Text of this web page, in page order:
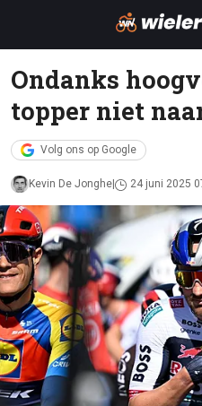
Ondanks
topper niet
Volg ons op Google
Kevin De Jonghe 24 juni 2025